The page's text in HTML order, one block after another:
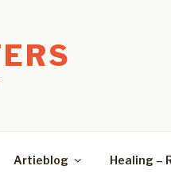
Artieblog Healing –